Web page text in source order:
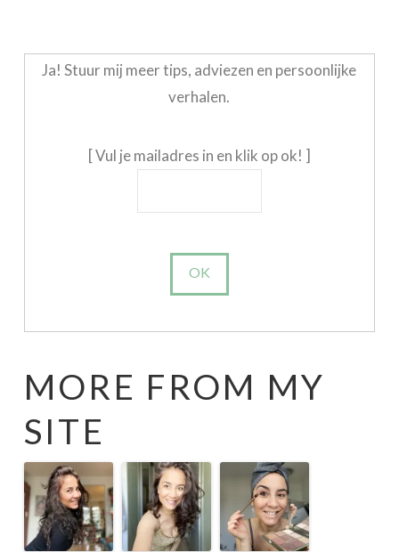
Ja! Stuur mij meer tips, adviezen en persoonlijke
verhalen.
[ Vul je mailadres in en klik op ok! ]
MORE FROM MY
SITE